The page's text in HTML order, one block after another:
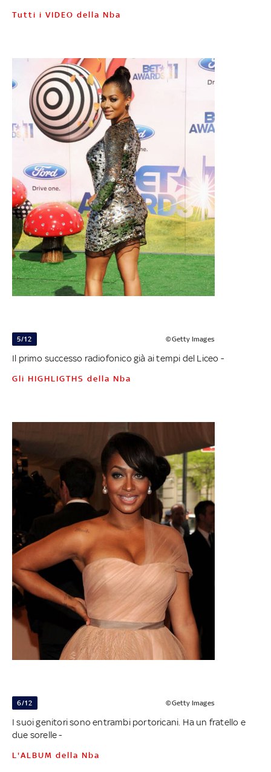
Tutti i VIDEO della Nba
5/12 ©Getty Images
Il primo successo radiofonico già ai tempi del Liceo -
Gli HIGHLIGTHS della Nba
6/12 ©Getty Images
I suoi genitori sono entrambi portoricani. Ha un fratello e
due sorelle -
L'ALBUM della Nba